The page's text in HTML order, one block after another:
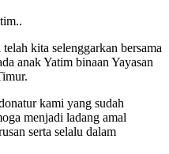
kita selenggarkan bersama
anak Yatim binaan Yayasan
kami yang sudah
menjadi ladang amal
serta selalu dalam